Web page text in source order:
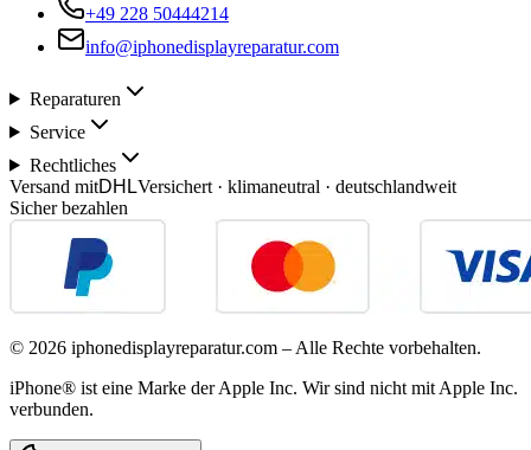
+49 228 50444214
info@iphonedisplayreparatur.com
Reparaturen
Service
Rechtliches
Versand mitDHLVersichert · klimaneutral · deutschlandweit
Sicher bezahlen
© 2026 iphonedisplayreparatur.com – Alle Rechte vorbehalten.
iPhone® ist eine Marke der Apple Inc. Wir sind nicht mit Apple Inc.
verbunden.